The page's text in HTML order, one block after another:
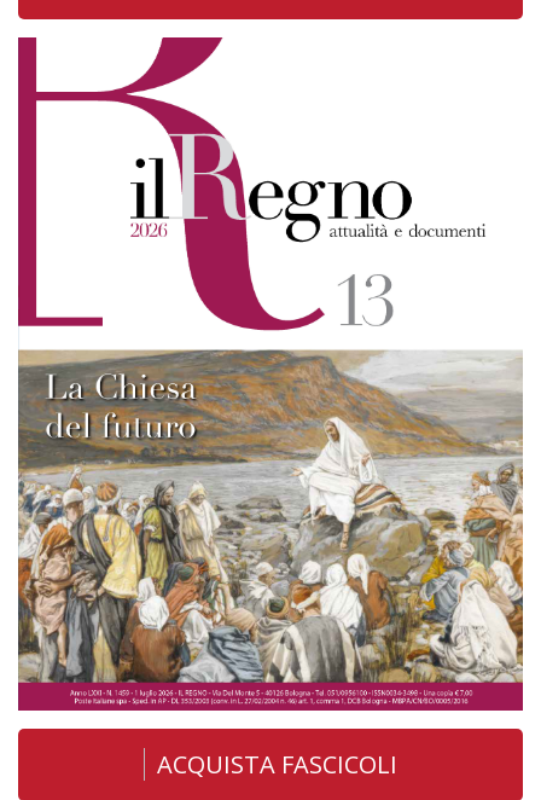
ACQUISTA FASCICOLI